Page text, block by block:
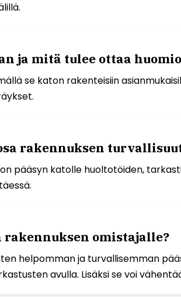
ja mitä tulee ottaa
se katon rakenteisiin
rakennuksen
pääsyn katolle huoltotöiden,
omistajalle?
helpomman ja turvallisemman
avulla. Lisäksi se voi